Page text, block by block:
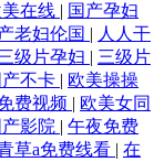
在线 | 国产孕妇
老妇伦国 | 人人干
级片孕妇 | 三级片
不卡 | 欧美操操
费视频 | 欧美女同
影院 | 午夜免费
草a免费线看 | 在